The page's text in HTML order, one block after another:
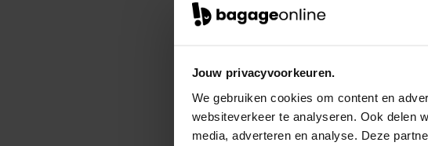
Jouw privacyvoorkeuren.
We gebruiken cookies om content en
websiteverkeer te analyseren. Ook delen
media, adverteren en analyse. Deze